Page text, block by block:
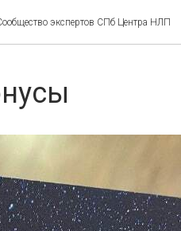
экспертов СПб Центра НЛП